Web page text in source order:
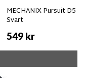
MECHANIX Pursuit D5
Svart
549 kr